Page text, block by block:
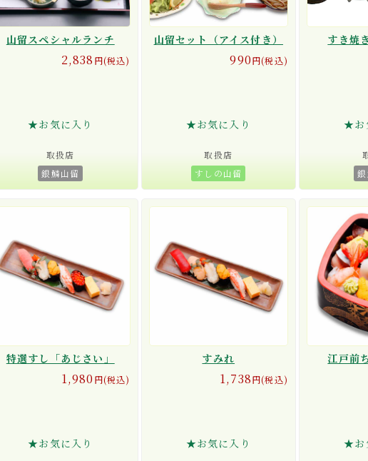
山留スペシャルランチ
2,838 円(税込)
★お気に入り
取扱店
銀鱗山留
山留セット（アイス付き）
990円(税込)
★お気に入り
取扱店
すしの山留
すき焼
★お
特選すし「あじさい」
1,980 円(税込)
★お気に入り
すみれ
1,738円(税込)
★お気に入り
江戸前
★お